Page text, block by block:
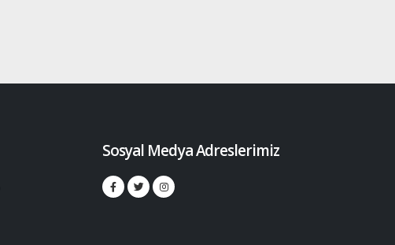
Sosyal Medya Adreslerimiz